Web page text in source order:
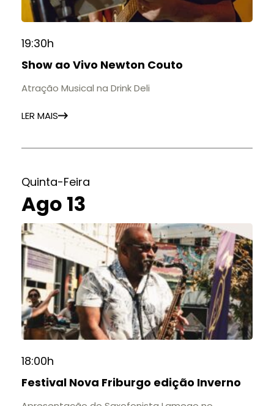
19:30h
Show ao Vivo Newton Couto
Atração Musical na Drink Deli
LER MAIS
Quinta-Feira
Ago 13
18:00h
Festival Nova Friburgo edição Inverno